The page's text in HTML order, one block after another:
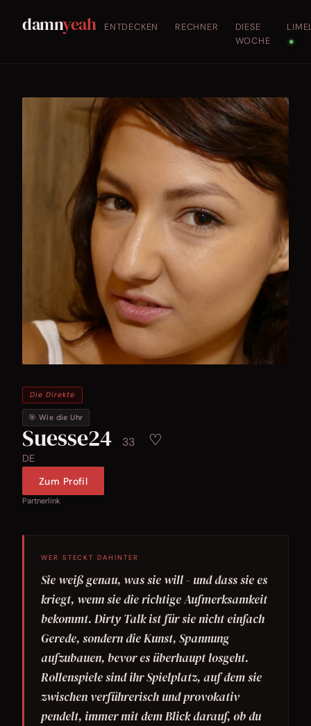
damnyeah ENTDECKEN RECHNER
DIESE
WOCHE
●
Die Direkte
🎯 Wie die Uhr
Suesse24 33 ♡
DE
Zum Profil
Partnerlink
WER STECKT DAHINTER
Sie weiß genau, was sie will - und dass sie es
kriegt, wenn sie die richtige Aufmerksamkeit
bekommt. Dirty Talk ist für sie nicht einfach
Gerede, sondern die Kunst, Spannung
aufzubauen, bevor es überhaupt losgeht.
Rollenspiele sind ihr Spielplatz, auf dem sie
zwischen verführerisch und provokativ
pendelt, immer mit dem Blick darauf, ob du